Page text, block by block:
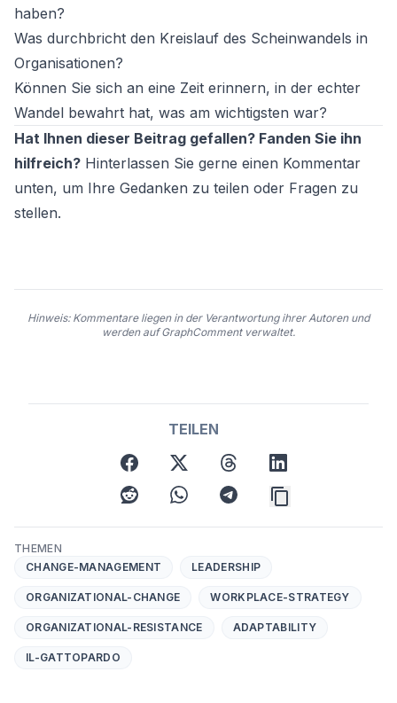
haben?
Was durchbricht den Kreislauf des Scheinwandels in
Organisationen?
Können Sie sich an eine Zeit erinnern, in der echter
Wandel bewahrt hat, was am wichtigsten war?
Hat Ihnen dieser Beitrag gefallen? Fanden Sie ihn
hilfreich? Hinterlassen Sie gerne einen Kommentar
unten, um Ihre Gedanken zu teilen oder Fragen zu
stellen.
Hinweis: Kommentare liegen in der Verantwortung ihrer Autoren und
werden auf GraphComment verwaltet.
TEILEN
facebooktwitter threads linkedin
reddit whatsapptelegram
THEMEN
CHANGE-MANAGEMENT
LEADERSHIP
ORGANIZATIONAL-CHANGE WORKPLACE-STRATEGY
ORGANIZATIONAL-RESISTANCE ADAPTABILITY
IL-GATTOPARDO